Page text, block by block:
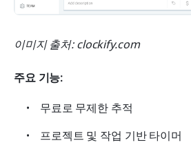
이미지 출처: clockify.com
주요 기능:
무료로 무제한 추적
프로젝트 및 작업 기반 타이머